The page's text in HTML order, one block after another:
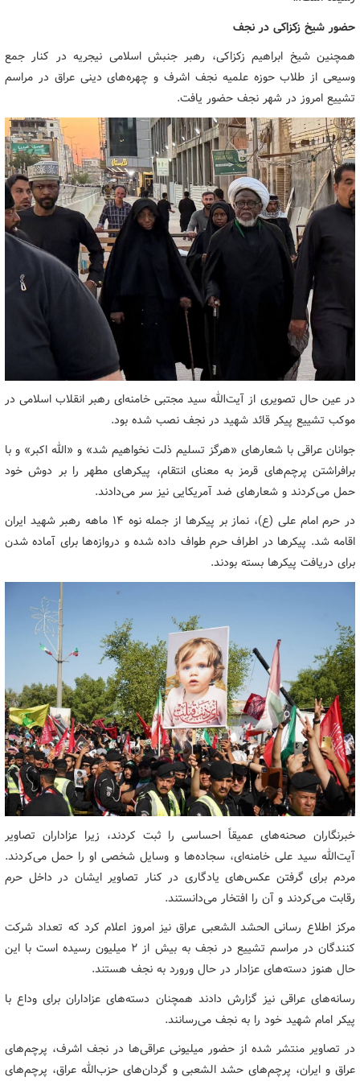
حضور شیخ زکزاکی در نجف
همچنین شیخ ابراهیم زکزاکی، رهبر جنبش اسلامی نیجریه در کنار جمع
وسیعی از طلاب حوزه علمیه نجف اشرف و چهره‌های دینی عراق در مراسم
تشییع امروز در شهر نجف حضور یافت.
در عین حال تصویری از آیت‌الله سید مجتبی خامنه‌ای رهبر انقلاب اسلامی در
موکب تشییع پیکر قائد شهید در نجف نصب شده بود.
جوانان عراقی با شعارهای «هرگز تسلیم ذلت نخواهیم شد» و «الله اکبر» و با
برافراشتن پرچم‌های قرمز به معنای انتقام، پیکرهای مطهر را بر دوش خود
حمل می‌کردند و شعارهای ضد آمریکایی نیز سر می‌دادند.
در حرم امام علی (ع)، نماز بر پیکرها از جمله نوه ۱۴ ماهه رهبر شهید ایران
اقامه شد. پیکرها در اطراف حرم طواف داده شده و دروازه‌ها برای آماده شدن
برای دریافت پیکرها بسته بودند.
خبرنگاران صحنه‌های عمیقاً احساسی را ثبت کردند، زیرا عزاداران تصاویر
آیت‌الله سید علی خامنه‌ای، سجاده‌ها و وسایل شخصی او را حمل می‌کردند.
مردم برای گرفتن عکس‌های یادگاری در کنار تصاویر ایشان در داخل حرم
رقابت می‌کردند و آن را افتخار می‌دانستند.
مرکز اطلاع رسانی الحشد الشعبی عراق نیز امروز اعلام کرد که تعداد شرکت
کنندگان در مراسم تشییع در نجف به بیش از ۲ میلیون رسیده است با این
حال هنوز دسته‌های عزادار در حال ورورد به نجف هستند.
رسانه‌های عراقی نیز گزارش دادند همچنان دسته‌های عزاداران برای وداع با
پیکر امام شهید خود را به نجف می‌رسانند.
در تصاویر منتشر شده از حضور میلیونی عراقی‌ها در نجف اشرف، پرچم‌های
عراق و ایران، پرچم‌های حشد الشعبی و گردان‌های حزب‌الله عراق، پرچم‌های